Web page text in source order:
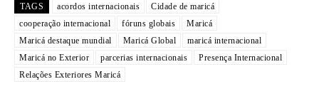
TAGS acordos internacionais
Cidade de maricá
cooperação internacional
fóruns globais
Maricá
Maricá destaque mundial
Maricá Global
maricá internacional
Maricá no Exterior
parcerias internacionais
Presença Internacional
Relações Exteriores Maricá